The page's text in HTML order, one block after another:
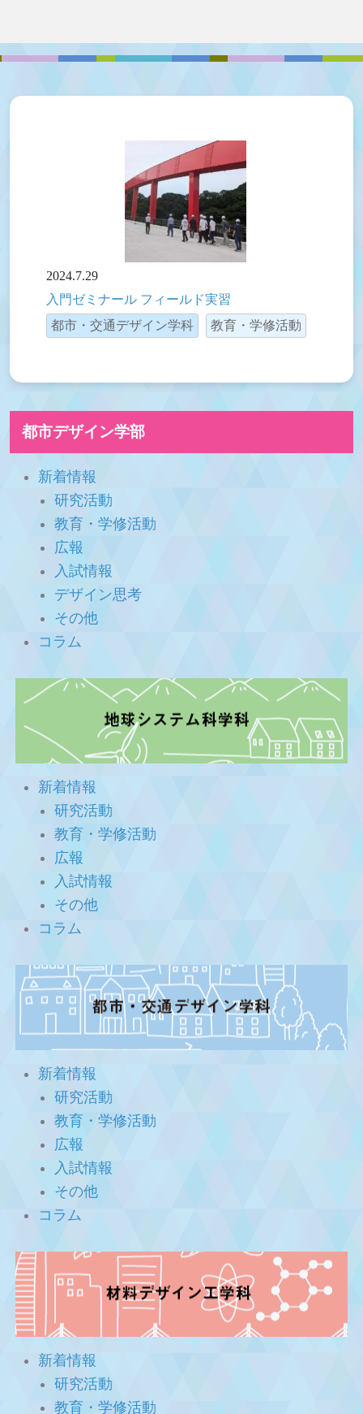
2024.7.29
入門ゼミナール フィールド実習
都市・交通デザイン学科
教育・学修活動
都市デザイン学部
新着情報
研究活動
教育・学修活動
広報
入試情報
デザイン思考
その他
コラム
新着情報
研究活動
教育・学修活動
広報
入試情報
その他
コラム
新着情報
研究活動
教育・学修活動
広報
入試情報
その他
コラム
新着情報
研究活動
教育・学修活動